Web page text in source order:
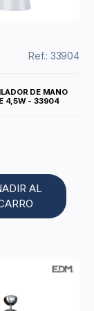
Ref.: 33904
DE MANO
4,5W - 33904
AL